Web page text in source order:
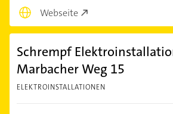
Webseite
Schrempf
Marbacher Weg 15
ELEKTROINSTALLATIONEN